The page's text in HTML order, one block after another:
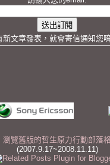
新文章發表，就會寄信通知您唷
瀏覽舊版的哲生原力行動部落
(2007.9.17~2008.11.11)